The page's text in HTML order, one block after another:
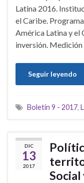
Latina 2016.
el Caribe.
América Latina y el
inversión.
Seguir leyendo
Boletín 9 - 2017,
DIC
13
2017
Social